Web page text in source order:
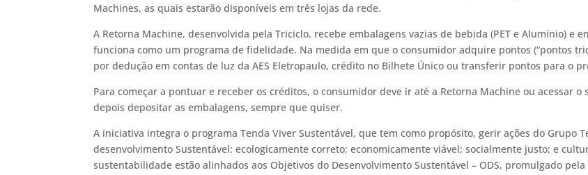
Machines, as quais estarão disponíveis em três lojas da rede.
A Retorna Machine, desenvolvida pela Triciclo, recebe embalagens vazias de bebida (PET e Alumínio) e
funciona como um programa de fidelidade. Na medida em que o consumidor adquire pontos (“pontos
por dedução em contas de luz da AES Eletropaulo, crédito no Bilhete Único ou transferir pontos para o
Para começar a pontuar e receber os créditos, o consumidor deve ir até a Retorna Machine ou acessar
depois depositar as embalagens, sempre que quiser.
A iniciativa integra o programa Tenda Viver Sustentável, que tem como propósito, gerir ações do Grupo
desenvolvimento Sustentável: ecologicamente correto; economicamente viável; socialmente justo; e
sustentabilidade estão alinhados aos Objetivos do Desenvolvimento Sustentável – ODS, promulgado pela